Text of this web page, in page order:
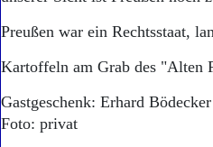
Preußen war ein Rechtsstaat,
Kartoffeln am Grab des "Alten
Gastgeschenk: Erhard
Foto: privat